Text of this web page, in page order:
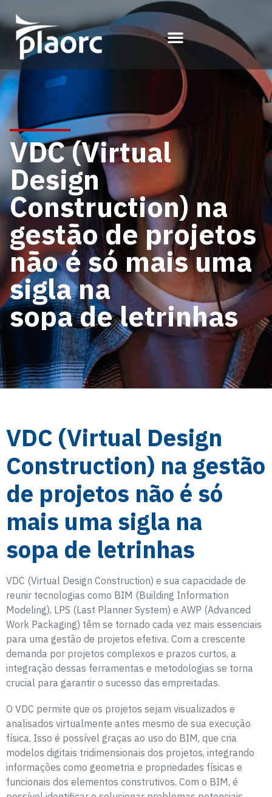
VDC (Virtual
Design
Construction) na
gestão de projetos
não é só mais uma
sigla na
sopa de letrinhas
VDC (Virtual Design
Construction) na gestão
de projetos não é só
mais uma sigla na
sopa de letrinhas
VDC (Virtual Design Construction) e sua capacidade de
reunir tecnologias como BIM (Building Information
Modeling), LPS (Last Planner System) e AWP (Advanced
Work Packaging) têm se tornado cada vez mais essenciais
para uma gestão de projetos efetiva. Com a crescente
demanda por projetos complexos e prazos curtos, a
integração dessas ferramentas e metodologias se torna
crucial para garantir o sucesso das empreitadas.
O VDC permite que os projetos sejam visualizados e
analisados virtualmente antes mesmo de sua execução
física. Isso é possível graças ao uso do BIM, que cria
modelos digitais tridimensionais dos projetos, integrando
informações como geometria e propriedades físicas e
funcionais dos elementos construtivos. Com o BIM, é